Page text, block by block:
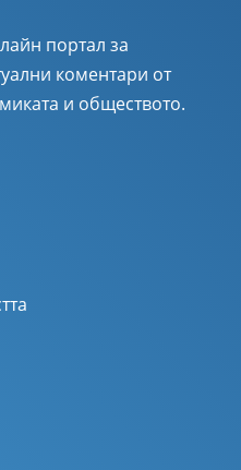
портал за
коментари от
и обществото.